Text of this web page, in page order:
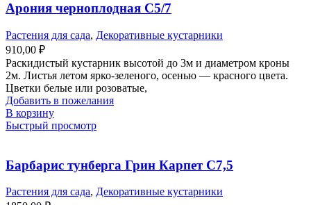
Арония черноплодная С5/7
Растения для сада, Декоративные кустарники
910,00 ₽
Раскидистый кустарник высотой до 3м и диаметром кроны
2м. Листья летом ярко-зеленого, осенью — красного цвета.
Цветки белые или розоватые,
Добавить в пожелания
В корзину
Быстрый просмотр
Барбарис тунберга Грин Карпет С7,5
Растения для сада, Декоративные кустарники